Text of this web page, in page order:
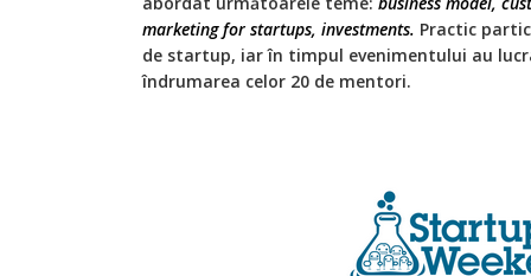
marketing for startups, investments. Practic
de startup, iar în timpul evenimentului au
îndrumarea celor 20 de mentori.